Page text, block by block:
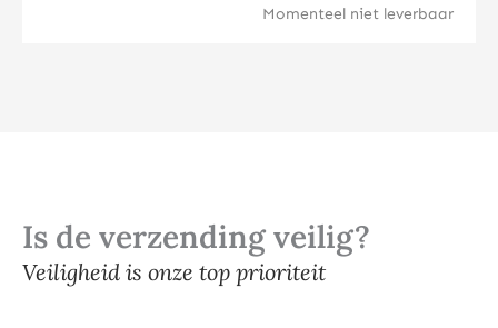
Momenteel niet leverbaar
Is de verzending veilig?
Veiligheid is onze top prioriteit